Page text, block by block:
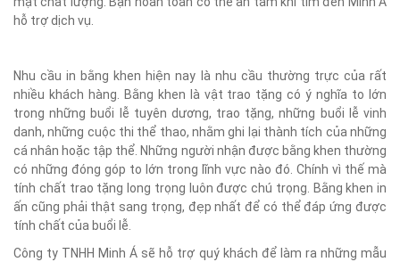
hỗ trợ dịch vụ.
Nhu cầu in bằng khen hiện nay là nhu cầu thường trực của rất
nhiều khách hàng. Bằng khen là vật trao tặng có ý nghĩa to lớn
trong những buổi lễ tuyên dương, trao tặng, những buổi lễ vinh
danh, những cuộc thi thể thao, nhằm ghi lại thành tích của những
cá nhân hoặc tập thể. Những người nhận được bằng khen thường
có những đóng góp to lớn trong lĩnh vực nào đó. Chính vì thế mà
tính chất trao tặng long trọng luôn được chú trọng. Bằng khen in
ấn cũng phải thật sang trọng, đẹp nhất để có thể đáp ứng được
tính chất của buổi lễ.
Công ty TNHH Minh Á sẽ hỗ trợ quý khách để làm ra những mẫu